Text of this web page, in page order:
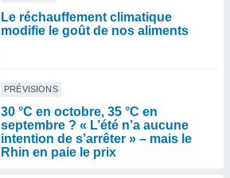
Le réchauffement climatique
modifie le goût de nos aliments
PRÉVISIONS
30 °C en octobre, 35 °C en
septembre ? « L’été n’a aucune
intention de s’arrêter » – mais le
Rhin en paie le prix